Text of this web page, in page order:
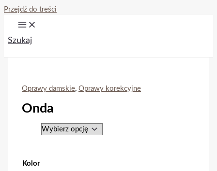
Przejdź do treści
Szukaj
Oprawy damskie,Oprawy korekcyjne
Onda
Kolor